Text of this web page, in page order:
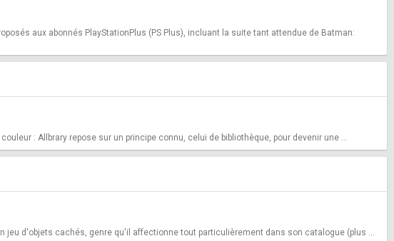
aux abonnés PlayStationPlus (PS Plus), incluant la suite tant attendue de Batman:
: Allbrary repose sur un principe connu, celui de bibliothèque, pour devenir une ...
jeu d'objets cachés, genre qu'il affectionne tout particulièrement dans son catalogue (plus ...